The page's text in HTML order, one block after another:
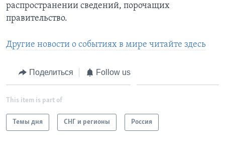
распространении сведений, порочащих
правительство.
Другие новости о событиях в мире читайте здесь
Поделиться Follow us
This item is part of
Темы дня СНГ и регионы Россия